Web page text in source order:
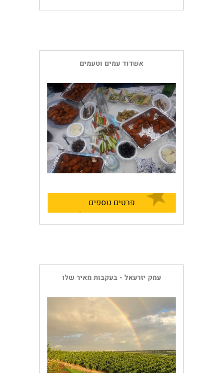
אשדוד עמים וטעמים
פרטים נוספים
עמק יזרעאל - בעקבות מאיר שלו